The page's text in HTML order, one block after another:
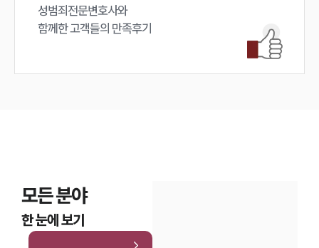
성범죄전문변호사와
함께한 고객들의 만족후기
모든 분야
한 눈에 보기